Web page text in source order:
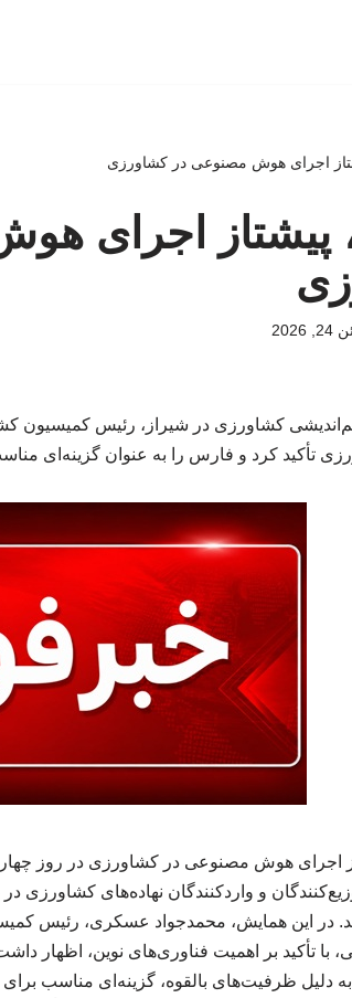
اجرای هوش مصنوعی در کشاورزی
پیشتاز اجرای
2026
کشاورزی در شیراز، رئیس کمیسیون
تأکید کرد و فارس را به عنوان گزینه‌ای
و واردکنندگان نهاده‌های
در این همایش، محمدجواد عسکری، رئیس
با تأکید بر اهمیت فناوری‌های نوین، اظهار
دلیل ظرفیت‌های بالقوه، گزینه‌ای مناسب